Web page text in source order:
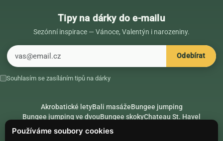
Používáme soubory cookies
Tipy na dárky do e-mailu
Sezónní inspirace — Vánoce, Valentýn i narozeniny.
Odebírat
Souhlasím se zasíláním tipů na dárky
Akrobatické letyBali masážeBungee jumping
Bungee jumping ve dvouBungee skokyChateau St. Havel
Dárek k 18. narozeninám
Dárek k 40. narozeninám
RádceSecret SantaSložte se na dárek